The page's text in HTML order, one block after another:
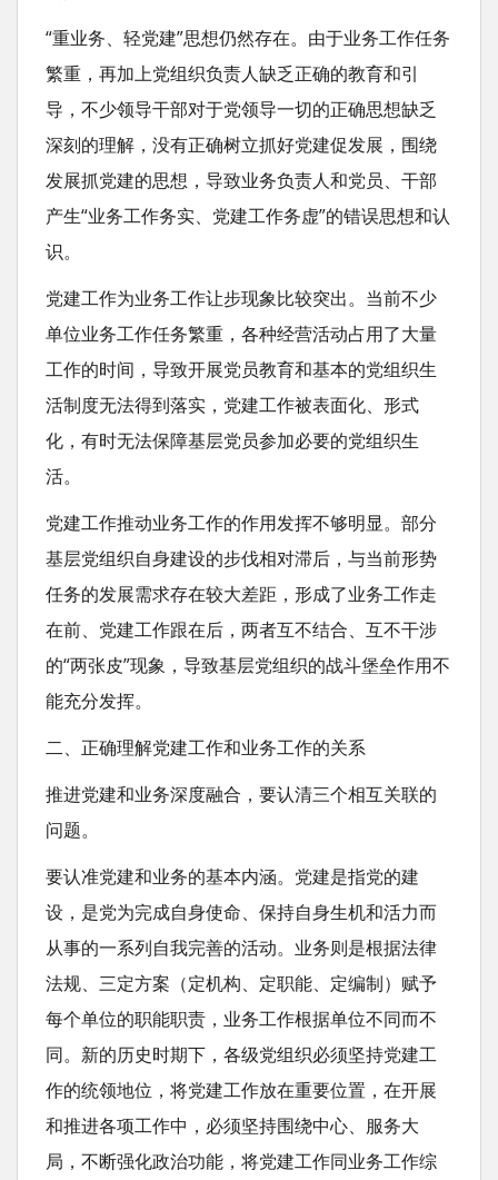
“重业务、轻党建”思想仍然存在。由于业务工作任务
繁重，再加上党组织负责人缺乏正确的教育和引
导，不少领导干部对于党领导一切的正确思想缺乏
深刻的理解，没有正确树立抓好党建促发展，围绕
发展抓党建的思想，导致业务负责人和党员、干部
产生“业务工作务实、党建工作务虚”的错误思想和认
识。
党建工作为业务工作让步现象比较突出。当前不少
单位业务工作任务繁重，各种经营活动占用了大量
工作的时间，导致开展党员教育和基本的党组织生
活制度无法得到落实，党建工作被表面化、形式
化，有时无法保障基层党员参加必要的党组织生
活。
党建工作推动业务工作的作用发挥不够明显。部分
基层党组织自身建设的步伐相对滞后，与当前形势
任务的发展需求存在较大差距，形成了业务工作走
在前、党建工作跟在后，两者互不结合、互不干涉
的“两张皮”现象，导致基层党组织的战斗堡垒作用不
能充分发挥。
二、正确理解党建工作和业务工作的关系
推进党建和业务深度融合，要认清三个相互关联的
问题。
要认准党建和业务的基本内涵。党建是指党的建
设，是党为完成自身使命、保持自身生机和活力而
从事的一系列自我完善的活动。业务则是根据法律
法规、三定方案（定机构、定职能、定编制）赋予
每个单位的职能职责，业务工作根据单位不同而不
同。新的历史时期下，各级党组织必须坚持党建工
作的统领地位，将党建工作放在重要位置，在开展
和推进各项工作中，必须坚持围绕中心、服务大
局，不断强化政治功能，将党建工作同业务工作综